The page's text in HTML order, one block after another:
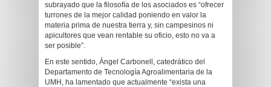
subrayado que la filosofía de los asociados es “ofrecer
turrones de la mejor calidad poniendo en valor la
materia prima de nuestra tierra y, sin campesinos ni
apicultores que vean rentable su oficio, esto no va a
ser posible”.
En este sentido, Ángel Carbonell, catedrático del
Departamento de Tecnología Agroalimentaria de la
UMH, ha lamentado que actualmente “exista una